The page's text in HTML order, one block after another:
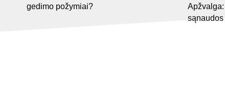
gedimo požymiai?
sąnaudos